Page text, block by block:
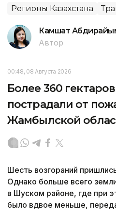
Регионы Казахстана
Камшат
Автор
00:48, 08 Августа 2026
Более 360
пострадали от
Жамбылской
Шесть возгораний
Однако больше всего
в Шуском районе, где при
было вдвое меньше,